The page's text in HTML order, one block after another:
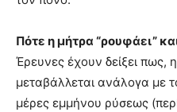
Πότε η μήτρα “ρουφάει”
Έρευνες έχουν δείξει πως,
μεταβάλλεται ανάλογα με
μέρες εμμήνου ρύσεως